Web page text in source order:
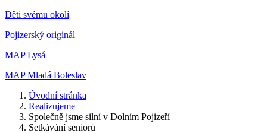
Děti svému okolí
Pojizerský originál
MAP Lysá
MAP Mladá Boleslav
Úvodní stránka
Realizujeme
Společně jsme silní v Dolním Pojizeří
Setkávání seniorů